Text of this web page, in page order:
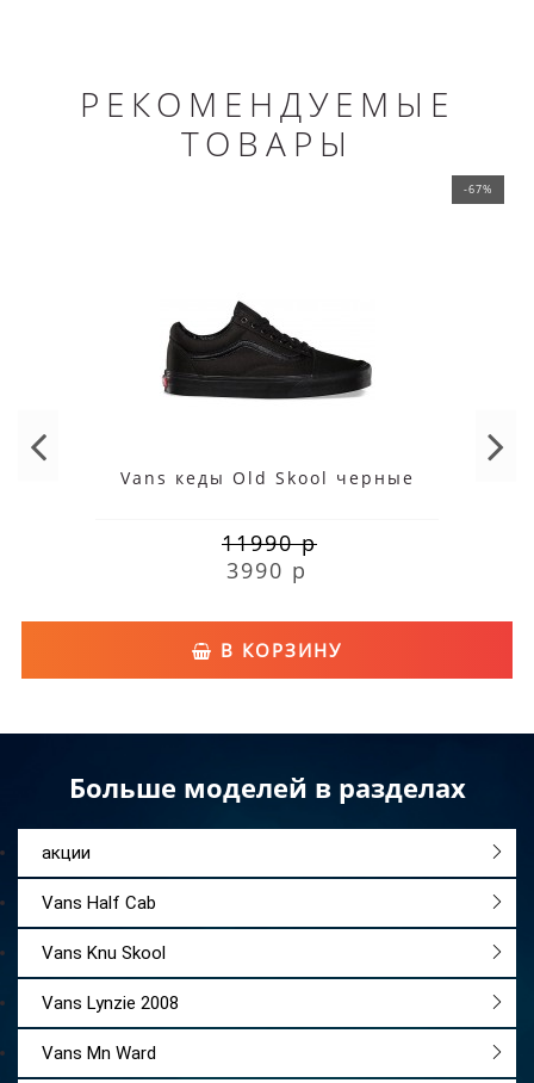
РЕКОМЕНДУЕМЫЕ
ТОВАРЫ
-67%
Vans кеды Old Skool черные
11990 р
3990 р
В КОРЗИНУ
Больше моделей в разделах
акции
Vans Half Cab
Vans Knu Skool
Vans Lynzie 2008
Vans Mn Ward